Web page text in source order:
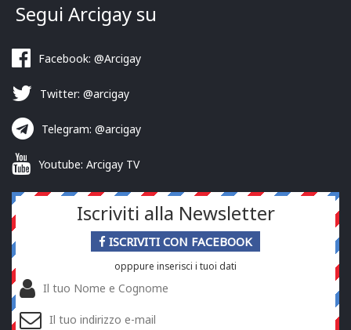
Segui Arcigay su
Facebook: @Arcigay
Twitter: @arcigay
Telegram: @arcigay
Youtube: Arcigay TV
Iscriviti alla Newsletter
ISCRIVITI CON FACEBOOK
opppure inserisci i tuoi dati